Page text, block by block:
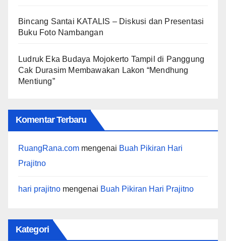
Bincang Santai KATALIS – Diskusi dan Presentasi
Buku Foto Nambangan
Ludruk Eka Budaya Mojokerto Tampil di Panggung
Cak Durasim Membawakan Lakon “Mendhung
Mentiung”
Komentar Terbaru
RuangRana.com mengenai Buah Pikiran Hari
Prajitno
hari prajitno mengenai Buah Pikiran Hari Prajitno
Kategori